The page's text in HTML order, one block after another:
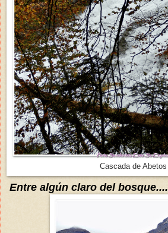
Cascada de Abetos
Entre algún claro del bosque....